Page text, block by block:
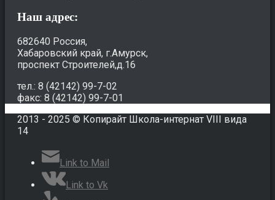
Наш адрес:
682640 Россия,
Хабаровский край, г.Амурск,
проспект Строителей,д.16
тел.: 8 (42142) 99-7-02
факс: 8 (42142) 99-7-01
2013 - 2025 © Копирайт Школа-интернат VIII вида
14
Link to Mail
Link to Vk